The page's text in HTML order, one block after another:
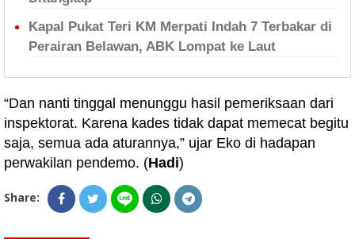
Kapal Pukat Teri KM Merpati Indah 7 Terbakar di
Perairan Belawan, ABK Lompat ke Laut
“Dan nanti tinggal menunggu hasil pemeriksaan dari
inspektorat. Karena kades tidak dapat memecat begitu
saja, semua ada aturannya,” ujar Eko di hadapan
perwakilan pendemo. (Hadi)
Share: